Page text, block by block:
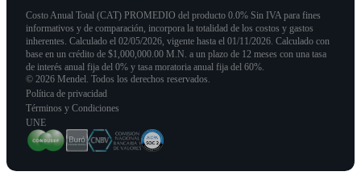
Costo Anual Total (CAT) PROMEDIO del producto 0.0% Sin IVA para fines
informativos y de comparación, incorpora la totalidad de los costos y gastos
inherentes. Calculado el 02/05/2026, vigente hasta el 01/11/2026. Calculado con
base en un crédito de $1,000,000.00 M.N. a un plazo de 12 meses con una tasa
de interés anual fija del 0% y tasa moratoria anual fija del 60%.
© 2026 Mendel. Todos los derechos reservados.
Política de privacidad
Términos y Condiciones
UNE